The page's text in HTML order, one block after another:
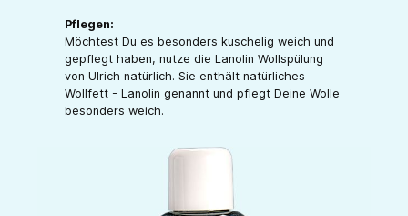
Pflegen:
Möchtest Du es besonders kuschelig weich und
gepflegt haben, nutze die Lanolin Wollspülung
von Ulrich natürlich. Sie enthält natürliches
Wollfett - Lanolin genannt und pflegt Deine Wolle
besonders weich.